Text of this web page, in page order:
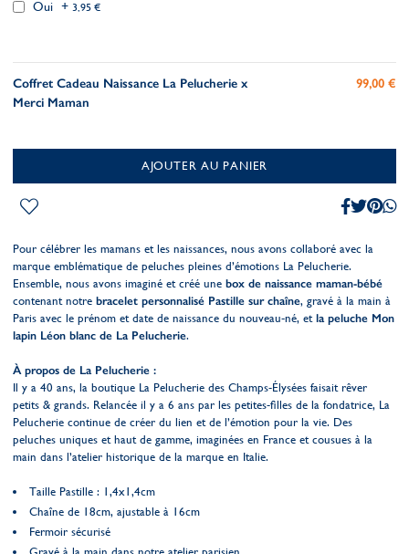
Oui + 3,95 €
Coffret Cadeau Naissance La Pelucherie x
Merci Maman
99,00 €
AJOUTER AU PANIER
Pour célébrer les mamans et les naissances, nous avons collaboré avec la
marque emblématique de peluches pleines d’émotions La Pelucherie.
Ensemble, nous avons imaginé et créé une box de naissance maman-bébé
contenant notre bracelet personnalisé Pastille sur chaîne, gravé à la main à
Paris avec le prénom et date de naissance du nouveau-né, et la peluche Mon
lapin Léon blanc de La Pelucherie.
À propos de La Pelucherie :
Il y a 40 ans, la boutique La Pelucherie des Champs-Élysées faisait rêver
petits & grands. Relancée il y a 6 ans par les petites-filles de la fondatrice, La
Pelucherie continue de créer du lien et de l’émotion pour la vie. Des
peluches uniques et haut de gamme, imaginées en France et cousues à la
main dans l’atelier historique de la marque en Italie.
Taille Pastille : 1,4x1,4cm
Chaîne de 18cm, ajustable à 16cm
Fermoir sécurisé